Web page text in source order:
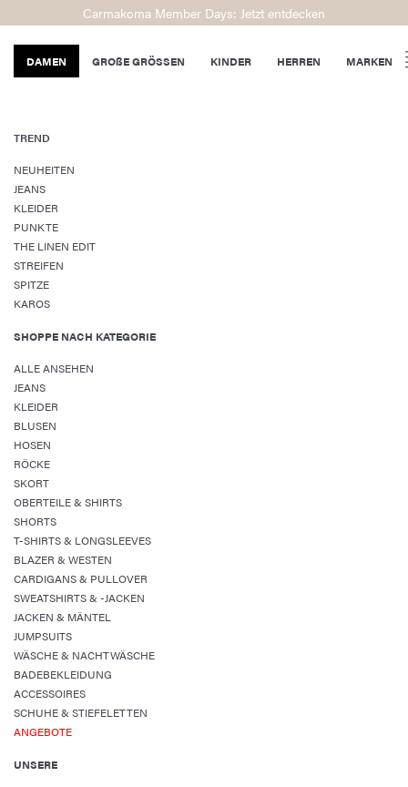
Carmakoma Member Days: Jetzt entdecken
DAMEN GROßE GRÖSSEN KINDER HERREN MARKEN
TREND
NEUHEITEN
JEANS
KLEIDER
PUNKTE
THE LINEN EDIT
STREIFEN
SPITZE
KAROS
SHOPPE NACH KATEGORIE
ALLE ANSEHEN
JEANS
KLEIDER
BLUSEN
HOSEN
RÖCKE
SKORT
OBERTEILE & SHIRTS
SHORTS
T-SHIRTS & LONGSLEEVES
BLAZER & WESTEN
CARDIGANS & PULLOVER
SWEATSHIRTS & -JACKEN
JACKEN & MÄNTEL
JUMPSUITS
WÄSCHE & NACHTWÄSCHE
BADEBEKLEIDUNG
ACCESSOIRES
SCHUHE & STIEFELETTEN
ANGEBOTE
UNSERE